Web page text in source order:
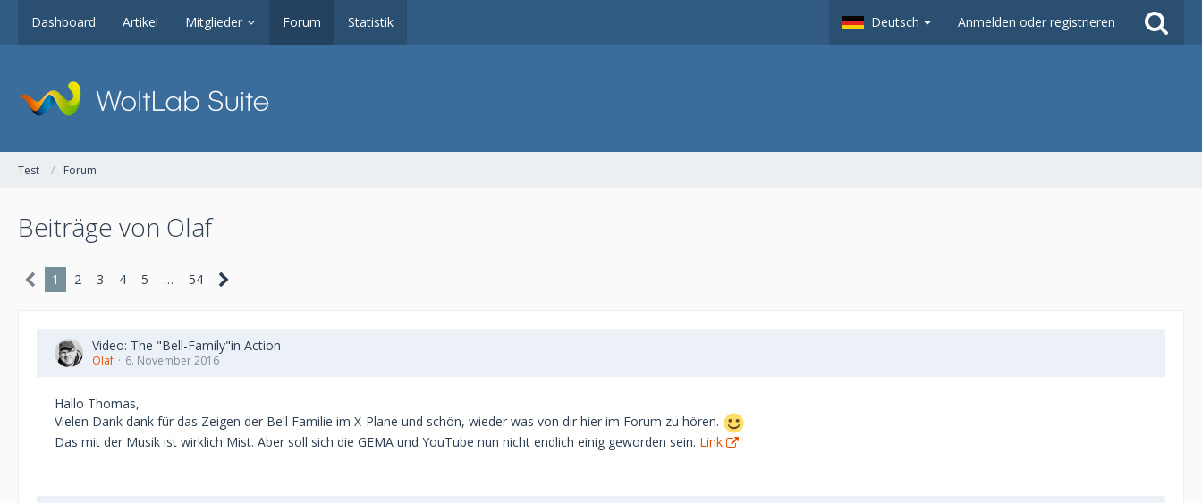
Dashboard Artikel Mitglieder Forum Statistik Deutsch Anmelden oder registrieren
Test Forum
Beiträge von Olaf
1 2 3 4 5 … 54
Video: The "Bell-Family"in Action
Olaf 6. November 2016
Hallo Thomas,
Vielen Dank dank für das Zeigen der Bell Familie im X-Plane und schön, wieder was von dir hier im Forum zu hören.
Das mit der Musik ist wirklich Mist. Aber soll sich die GEMA und YouTube nun nicht endlich einig geworden sein. Link